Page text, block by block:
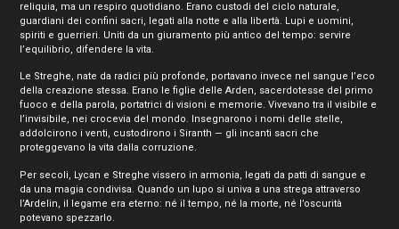
reliquia, ma un respiro quotidiano. Erano custodi del ciclo naturale,
guardiani dei confini sacri, legati alla notte e alla libertà. Lupi e uomini,
spiriti e guerrieri. Uniti da un giuramento più antico del tempo: servire
l’equilibrio, difendere la vita.
Le Streghe, nate da radici più profonde, portavano invece nel sangue l’eco
della creazione stessa. Erano le figlie delle Arden, sacerdotesse del primo
fuoco e della parola, portatrici di visioni e memorie. Vivevano tra il visibile e
l’invisibile, nei crocevia del mondo. Insegnarono i nomi delle stelle,
addolcirono i venti, custodirono i Siranth — gli incanti sacri che
proteggevano la vita dalla corruzione.
Per secoli, Lycan e Streghe vissero in armonia, legati da patti di sangue e
da una magia condivisa. Quando un lupo si univa a una strega attraverso
l’Ardelin, il legame era eterno: né il tempo, né la morte, né l’oscurità
potevano spezzarlo.